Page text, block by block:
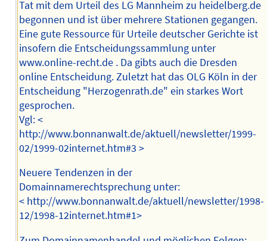
Tat mit dem Urteil des LG Mannheim zu heidelberg.de
begonnen und ist über mehrere Stationen gegangen.
Eine gute Ressource für Urteile deutscher Gerichte ist
insofern die Entscheidungssammlung unter
www.online-recht.de . Da gibts auch die Dresden
online Entscheidung. Zuletzt hat das OLG Köln in der
Entscheidung "Herzogenrath.de" ein starkes Wort
gesprochen.
Vgl: <
http://www.bonnanwalt.de/aktuell/newsletter/1999-
02/1999-02internet.htm#3 >
Neuere Tendenzen in der
Domainnamerechtsprechung unter:
< http://www.bonnanwalt.de/aktuell/newsletter/1998-
12/1998-12internet.htm#1>